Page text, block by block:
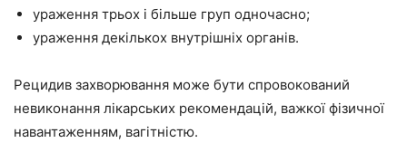
ураження трьох і більше груп одночасно;
ураження декількох внутрішніх органів.
Рецидив захворювання може бути спровокований
невиконання лікарських рекомендацій, важкої фізичної
навантаженням, вагітністю.